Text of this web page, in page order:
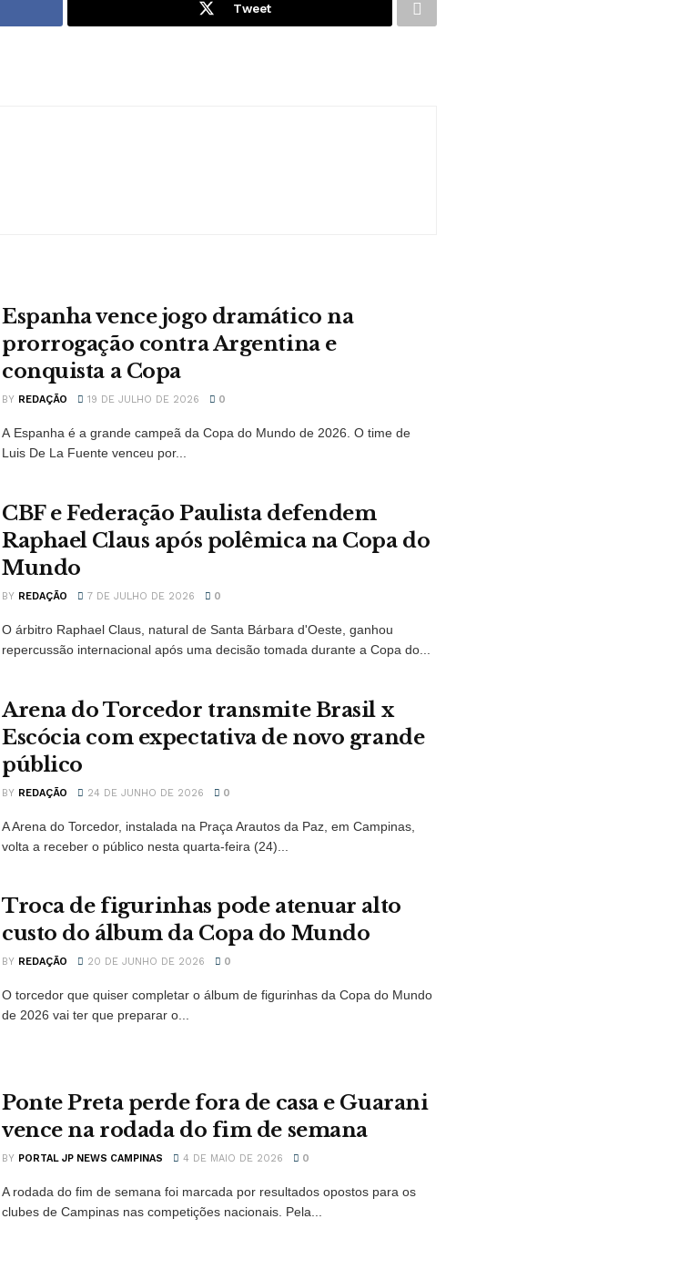
Tweet
Espanha vence jogo dramático na
prorrogação contra Argentina e
conquista a Copa
BY REDAÇÃO 19 DE JULHO DE 2026 0
A Espanha é a grande campeã da Copa do Mundo de 2026. O time de
Luis De La Fuente venceu por...
CBF e Federação Paulista defendem
Raphael Claus após polêmica na Copa do
Mundo
BY REDAÇÃO 7 DE JULHO DE 2026 0
O árbitro Raphael Claus, natural de Santa Bárbara d'Oeste, ganhou
repercussão internacional após uma decisão tomada durante a Copa do...
Arena do Torcedor transmite Brasil x
Escócia com expectativa de novo grande
público
BY REDAÇÃO 24 DE JUNHO DE 2026 0
A Arena do Torcedor, instalada na Praça Arautos da Paz, em Campinas,
volta a receber o público nesta quarta-feira (24)...
Troca de figurinhas pode atenuar alto
custo do álbum da Copa do Mundo
BY REDAÇÃO 20 DE JUNHO DE 2026 0
O torcedor que quiser completar o álbum de figurinhas da Copa do Mundo
de 2026 vai ter que preparar o...
Ponte Preta perde fora de casa e Guarani
vence na rodada do fim de semana
BY PORTAL JP NEWS CAMPINAS 4 DE MAIO DE 2026 0
A rodada do fim de semana foi marcada por resultados opostos para os
clubes de Campinas nas competições nacionais. Pela...